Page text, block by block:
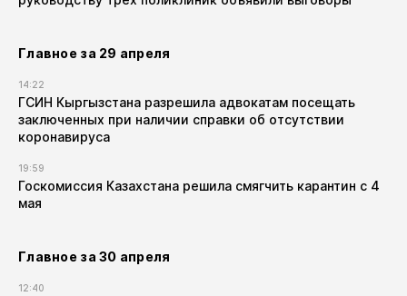
Главное за 29 апреля
14:22
ГСИН Кыргызстана разрешила адвокатам посещать
заключенных при наличии справки об отсутствии
коронавируса
19:59
Госкомиссия Казахстана решила смягчить карантин с 4
мая
Главное за 30 апреля
12:40